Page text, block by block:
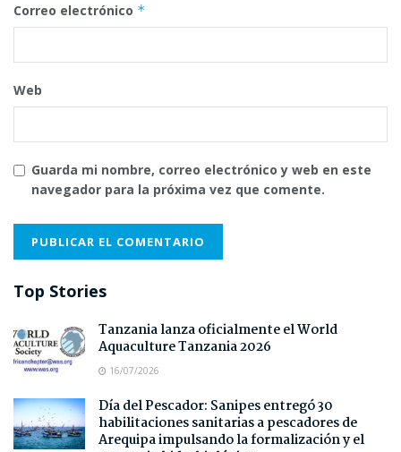
Correo electrónico *
Web
Guarda mi nombre, correo electrónico y web en este
navegador para la próxima vez que comente.
Top Stories
Tanzania lanza oficialmente el World
Aquaculture Tanzania 2026
16/07/2026
Día del Pescador: Sanipes entregó 30
habilitaciones sanitarias a pescadores de
Arequipa impulsando la formalización y el